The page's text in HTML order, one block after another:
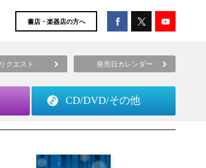
書店・楽器店の方へ
リクエスト 発売日カレンダー
CD/DVD/その他